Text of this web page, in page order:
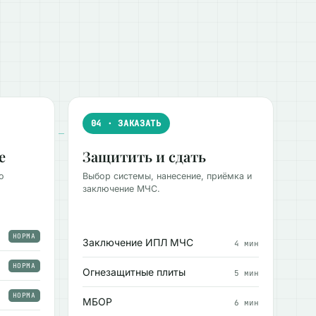
НОРМА
НОРМА
НОРМА
04 · ЗАКАЗАТЬ
Защитить и сдать
Выбор системы, нанесение, приёмка и
заключение МЧС.
Заключение ИПЛ МЧС 4 мин
Огнезащитные плиты 5 мин
МБОР 6 мин